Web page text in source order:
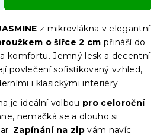
z mikrovlákna v elegantní
o šířce 2 cm přináší do
komfortu. Jemný lesk a decentní
povlečení sofistikovaný vzhled,
i klasickými interiéry.
je ideální volbou pro celoroční
nemačká se a dlouho si
Zapínání na zip vám navíc